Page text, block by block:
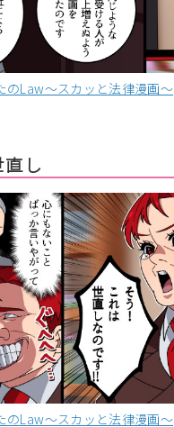
のLaw〜スカッと法律漫画〜
し
のLaw〜スカッと法律漫画〜